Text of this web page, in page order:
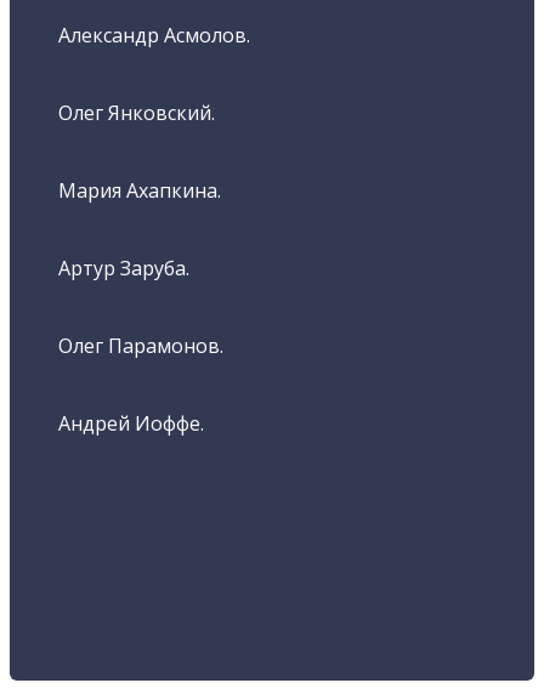
Александр Асмолов.
Олег Янковский.
Мария Ахапкина.
Артур Заруба.
Олег Парамонов.
Андрей Иоффе.